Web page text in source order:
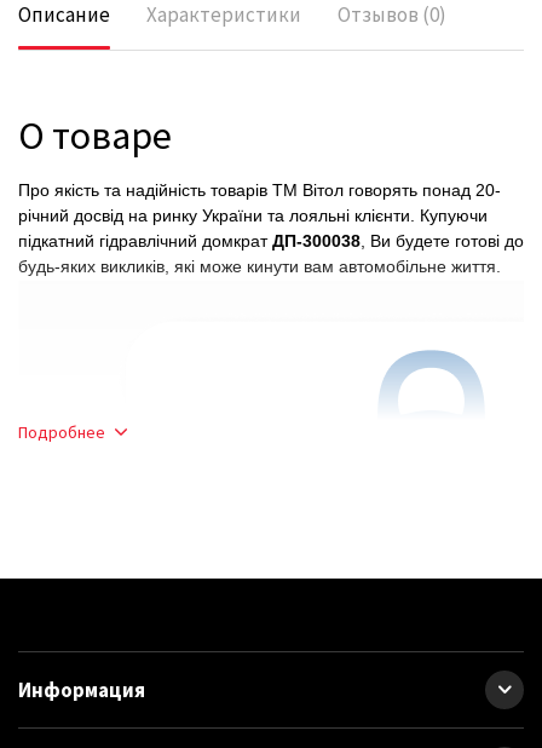
Описание Характеристики Отзывов (0)
О товаре
Про якість та надійність товарів ТМ Вітол говорять понад 20-
річний досвід на ринку України та лояльні клієнти. Купуючи
підкатний гідравлічний домкратДП-300038 , Ви будете готові до
будь-яких викликів, які може кинути вам автомобільне життя.
Подробнее
Информация